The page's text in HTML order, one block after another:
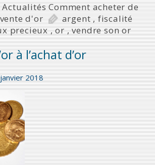
Actualités Comment acheter de
vente d'or argent , fiscalité
precieux ,or ,vendre son or
à l’achat d’or
2018